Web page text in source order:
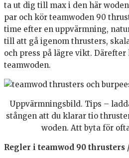
ta ut dig till max i den här
par och kör teamwoden 90
time efter en uppvärmning,
till att gå igenom thrusters,
och press på lägre vikt.
teamwoden.
Uppvärmningsbild. Tips –
stången att du klarar tio
woden. Att byta för
Regler i teamwod 90 thrusters